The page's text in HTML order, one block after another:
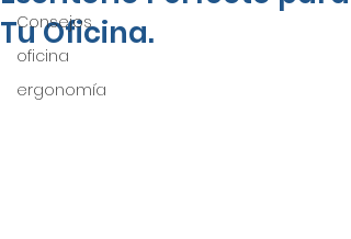
Consejos
oficina
ergonomía
Tu Oficina.